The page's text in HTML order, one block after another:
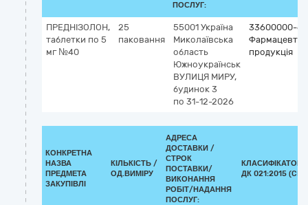
ПОСЛУГ:
ПРЕДНІЗОЛОН,
таблетки по 5
мг №40
25
паковання
55001 Україна
Миколаївська
область
Южноукраїнськ
ВУЛИЦЯ МИРУ,
будинок 3
по 31-12-2026
33600000-6
продукція
КОНКРЕТНА
НАЗВА
ПРЕДМЕТА
ЗАКУПІВЛІ
КІЛЬКІСТЬ /
ОД.ВИМІРУ
АДРЕСА
ДОСТАВКИ /
СТРОК
ПОСТАВКИ/
ВИКОНАННЯ
РОБІТ/НАДАННЯ
ПОСЛУГ:
КЛАСИФІКАТОР
ДК 021:2015